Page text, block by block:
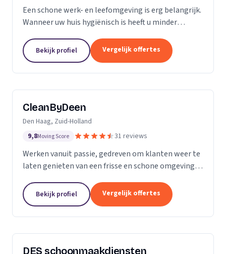
Een schone werk- en leefomgeving is erg belangrijk.
Wanneer uw huis hygiënisch is heeft u minder
een goede indruk op anderen, als uw bedrijfspand...
Bekijk profiel Vergelijk offertes
CleanByDeen
Den Haag, Zuid-Holland
9,8Moving Score 31 reviews
Werken vanuit passie, gedreven om klanten weer te
laten genieten van een frisse en schone omgeving.
Beleef het weer als nieuw! Het bedrijf voor uw...
Bekijk profiel Vergelijk offertes
DES schoonmaakdiensten